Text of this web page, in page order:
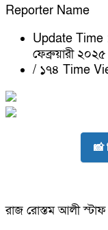
Reporter Name
Update Time
ফেব্রুয়ারী ২০২৫
/ ১৭৪ Time
📸
রাজ রোস্তম আলী স্টাফ